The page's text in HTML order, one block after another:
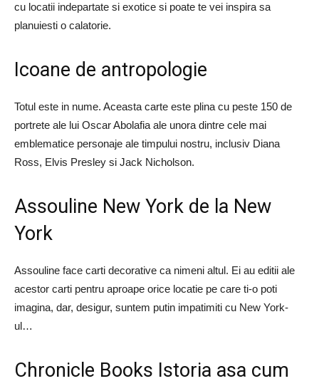
cu locatii indepartate si exotice si poate te vei inspira sa
planuiesti o calatorie.
Icoane de antropologie
Totul este in nume. Aceasta carte este plina cu peste 150 de
portrete ale lui Oscar Abolafia ale unora dintre cele mai
emblematice personaje ale timpului nostru, inclusiv Diana
Ross, Elvis Presley si Jack Nicholson.
Assouline New York de la New
York
Assouline face carti decorative ca nimeni altul. Ei au editii ale
acestor carti pentru aproape orice locatie pe care ti-o poti
imagina, dar, desigur, suntem putin impatimiti cu New York-
ul…
Chronicle Books Istoria asa cum